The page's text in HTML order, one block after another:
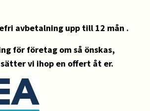
avbetalning upp till 12 mån .
för företag om så önskas,
vi ihop en offert åt er.